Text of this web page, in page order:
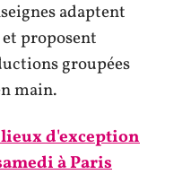
adaptent
proposent
groupées
main.
lieux d'exception
à Paris